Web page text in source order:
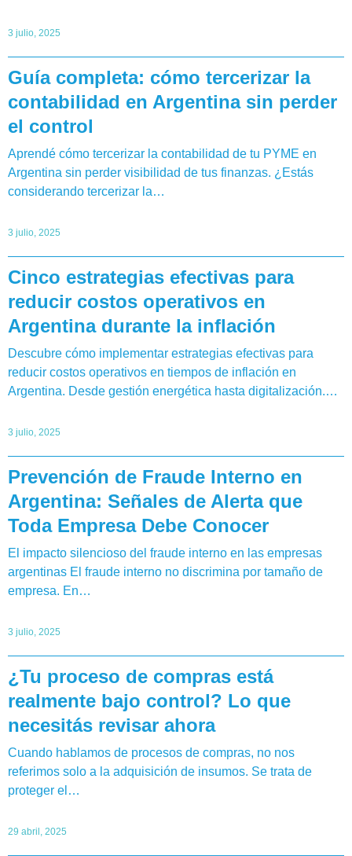
3 julio, 2025
Guía completa: cómo tercerizar la
contabilidad en Argentina sin perder
el control
Aprendé cómo tercerizar la contabilidad de tu PYME en
Argentina sin perder visibilidad de tus finanzas. ¿Estás
considerando tercerizar la…
3 julio, 2025
Cinco estrategias efectivas para
reducir costos operativos en
Argentina durante la inflación
Descubre cómo implementar estrategias efectivas para
reducir costos operativos en tiempos de inflación en
Argentina. Desde gestión energética hasta digitalización.…
3 julio, 2025
Prevención de Fraude Interno en
Argentina: Señales de Alerta que
Toda Empresa Debe Conocer
El impacto silencioso del fraude interno en las empresas
argentinas El fraude interno no discrimina por tamaño de
empresa. En…
3 julio, 2025
¿Tu proceso de compras está
realmente bajo control? Lo que
necesitás revisar ahora
Cuando hablamos de procesos de compras, no nos
referimos solo a la adquisición de insumos. Se trata de
proteger el…
29 abril, 2025